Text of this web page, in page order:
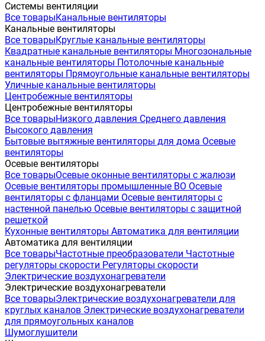
Системы вентиляции
Все товарыКанальные вентиляторы
Канальные вентиляторы
Все товарыКруглые канальные вентиляторы
Квадратные канальные вентиляторы Многозональные
канальные вентиляторы Потолочные канальные
вентиляторы Прямоугольные канальные вентиляторы
Уличные канальные вентиляторы
Центробежные вентиляторы
Центробежные вентиляторы
Все товарыНизкого давления Среднего давления
Высокого давления
Бытовые вытяжные вентиляторы для дома Осевые
вентиляторы
Осевые вентиляторы
Все товарыОсевые оконные вентиляторы с жалюзи
Осевые вентиляторы промышленные ВО Осевые
вентиляторы с фланцами Осевые вентиляторы с
настенной панелью Осевые вентиляторы с защитной
решеткой
Кухонные вентиляторы Автоматика для вентиляции
Автоматика для вентиляции
Все товарыЧастотные преобразователи Частотные
регуляторы скорости Регуляторы скорости
Электрические воздухонагреватели
Электрические воздухонагреватели
Все товарыЭлектрические воздухонагреватели для
круглых каналов Электрические воздухонагреватели
для прямоугольных каналов
Шумоглушители